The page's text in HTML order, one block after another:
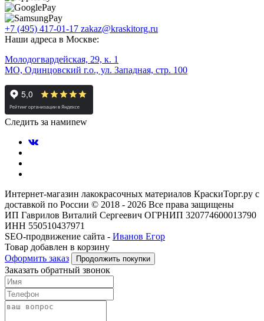
+7 (495) 417-01-17 zakaz@kraskitorg.ru
Наши адреса в Москве:
Молодогвардейская, 29, к. 1
МО, Одинцовский г.о., ул. Западная, стр. 100
Следить за намиnew
Интернет-магазин лакокрасочных материалов КраскиТорг.ру с
доставкой по России © 2018 - 2026 Все права защищены
ИП Гаврилов Виталий Сергеевич ОГРНИП 320774600013790
ИНН 550510437971
SEO-продвижение сайта - Иванов Егор
Товар добавлен в корзину
Оформить заказ
Продолжить покупки
Заказать обратный звонок